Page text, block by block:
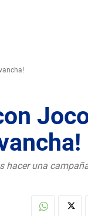
una